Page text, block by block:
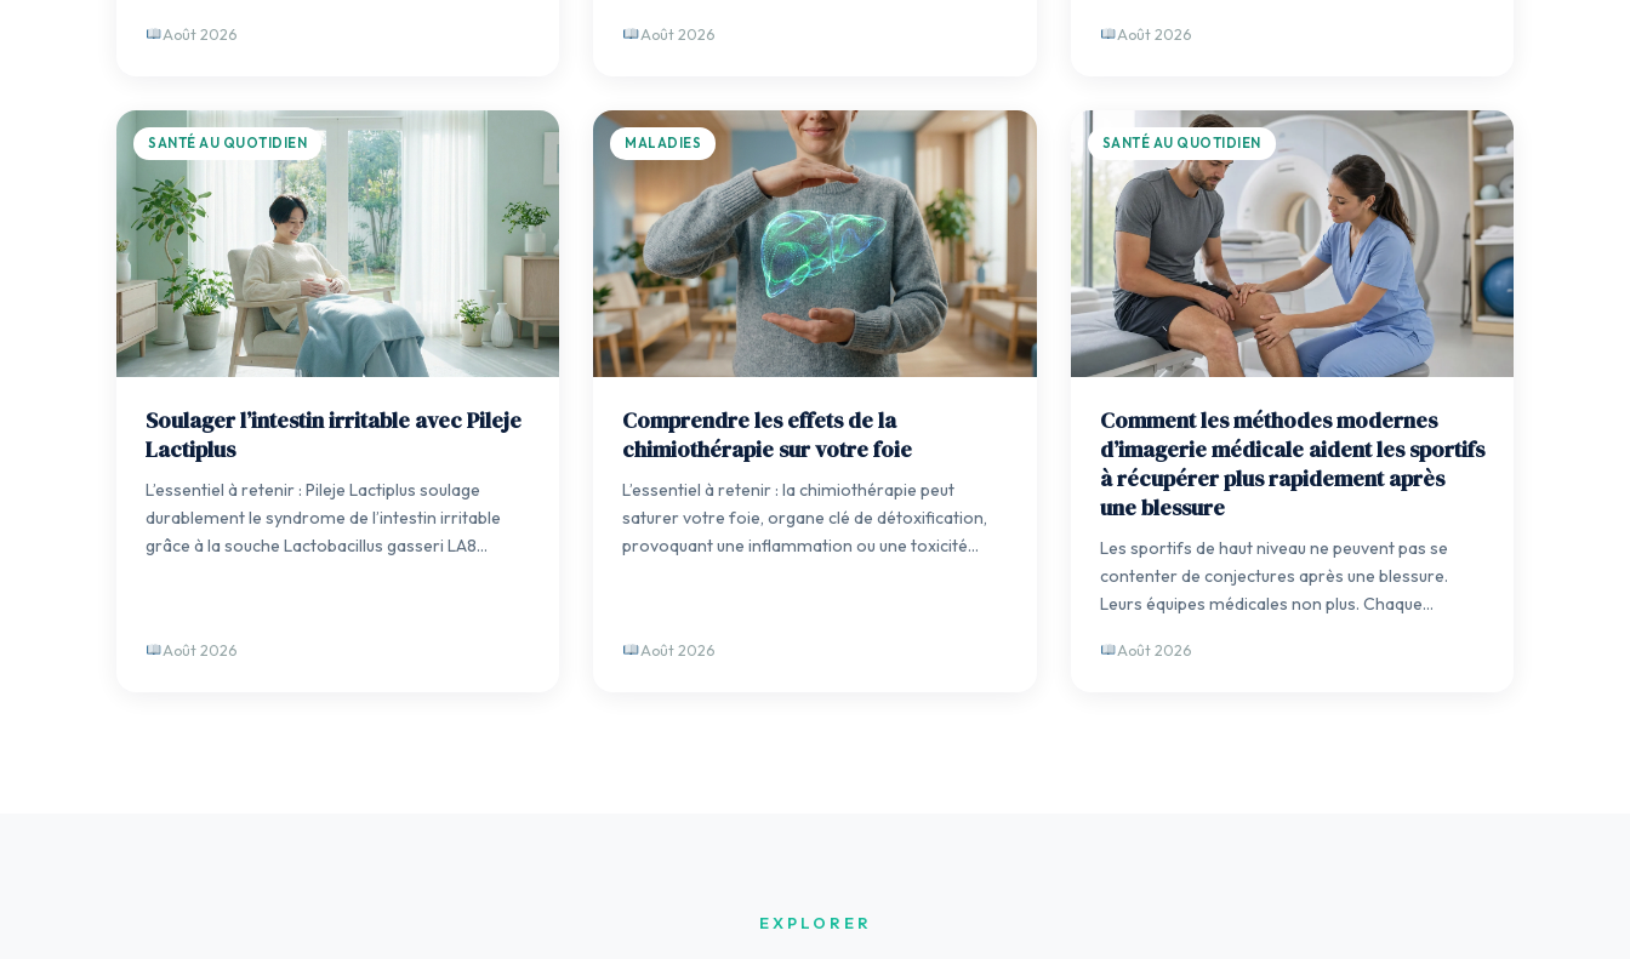
Août 2026 Août 2026 Août 2026
SANTÉ AU QUOTIDIEN
Soulager l’intestin irritable avec Pileje
Lactiplus
L’essentiel à retenir : Pileje Lactiplus soulage
durablement le syndrome de l’intestin irritable
grâce à la souche Lactobacillus gasseri LA8…
Août 2026
MALADIES
Comprendre les effets de la
chimiothérapie sur votre foie
L’essentiel à retenir : la chimiothérapie peut
saturer votre foie, organe clé de détoxification,
provoquant une inflammation ou une toxicité…
Août 2026
SANTÉ AU QUOTIDIEN
Comment les méthodes modernes
d’imagerie médicale aident les sportifs
à récupérer plus rapidement après
une blessure
Les sportifs de haut niveau ne peuvent pas se
contenter de conjectures après une blessure.
Leurs équipes médicales non plus. Chaque
Août 2026
EXPLORER